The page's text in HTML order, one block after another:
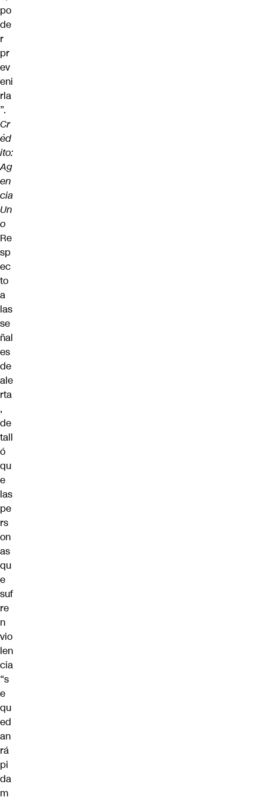
po
de
r
pr
ev
eni
rla
”.
Cr
éd
ito:
Ag
en
cia
Un
o
Re
sp
ec
to
a
las
se
ñal
es
de
ale
rta
,
de
tall
ó
qu
e
las
pe
rs
on
as
qu
e
suf
re
n
vio
len
cia
“s
e
qu
ed
an
rá
pi
da
m